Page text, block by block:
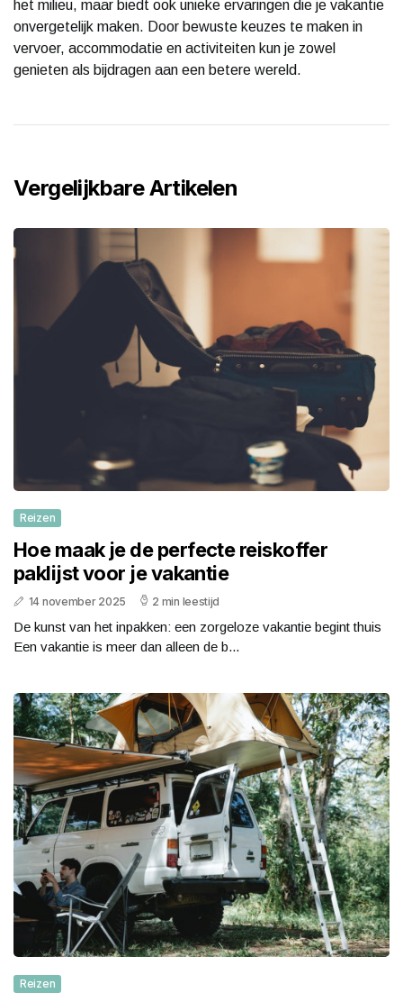
het milieu, maar biedt ook unieke ervaringen die je vakantie
onvergetelijk maken. Door bewuste keuzes te maken in
vervoer, accommodatie en activiteiten kun je zowel
genieten als bijdragen aan een betere wereld.
Vergelijkbare Artikelen
Reizen
Hoe maak je de perfecte reiskoffer
paklijst voor je vakantie
14 november 2025 2 min leestijd
De kunst van het inpakken: een zorgeloze vakantie begint thuis
Een vakantie is meer dan alleen de b...
Reizen